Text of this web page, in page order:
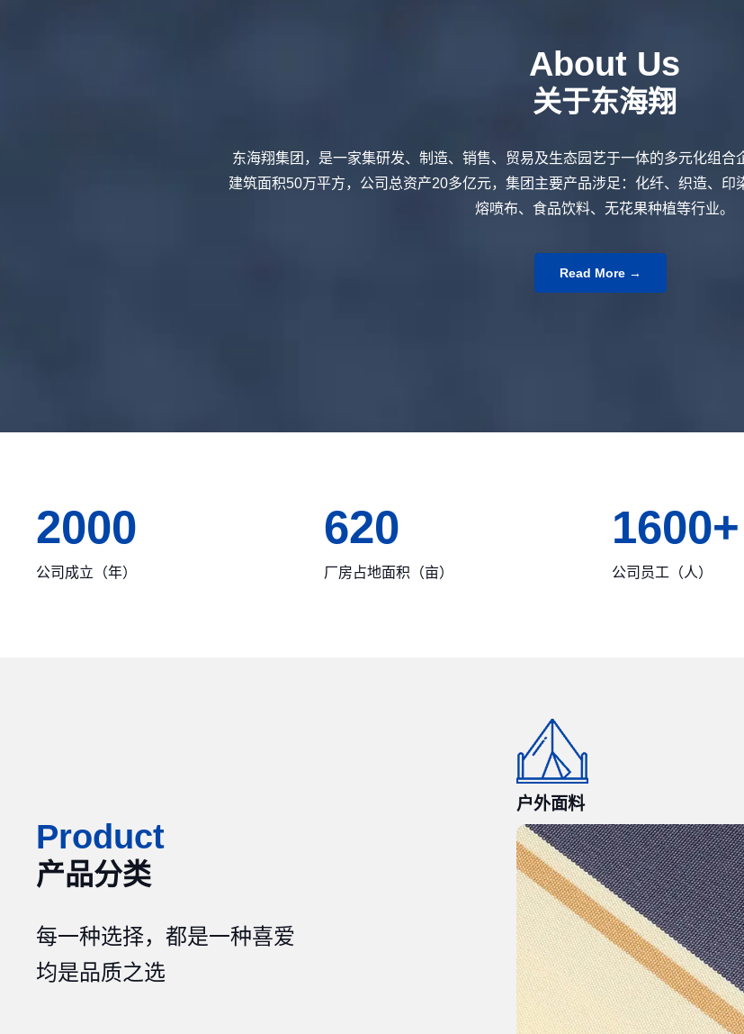
About Us
关于东海翔
东海翔集团，是一家集研发、制造、销售、贸易及生态园艺于一体的多元化组合
建筑面积50万平方，公司总资产20多亿元，集团主要产品涉足：化纤、织造、印
熔喷布、食品饮料、无花果种植等行业。
Read More →
2000
公司成立（年）
620
厂房占地面积（亩）
1600+
公司员工（人）
Product
产品分类
每一种选择，都是一种喜爱
均是品质之选
户外面料